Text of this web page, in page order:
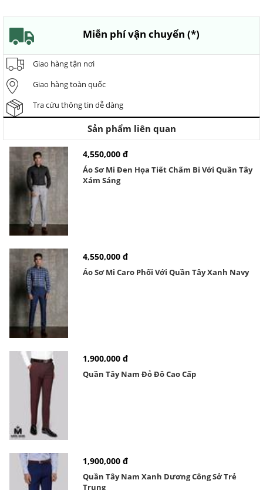
Miễn phí vận chuyển (*)
Giao hàng tận nơi
Giao hàng toàn quốc
Tra cứu thông tin dễ dàng
Sản phẩm liên quan
4,550,000 đ
Áo Sơ Mi Đen Họa Tiết Chấm Bi Với Quần Tây
Xám Sáng
4,550,000 đ
Áo Sơ Mi Caro Phối Với Quần Tây Xanh Navy
1,900,000 đ
Quần Tây Nam Đỏ Đô Cao Cấp
1,900,000 đ
Quần Tây Nam Xanh Dương Công Sở Trẻ
Trung